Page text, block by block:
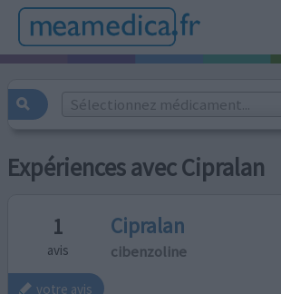
Sélectionnez médicament...
Expériences avec Cipralan
1
avis
Cipralan
cibenzoline
votre avis